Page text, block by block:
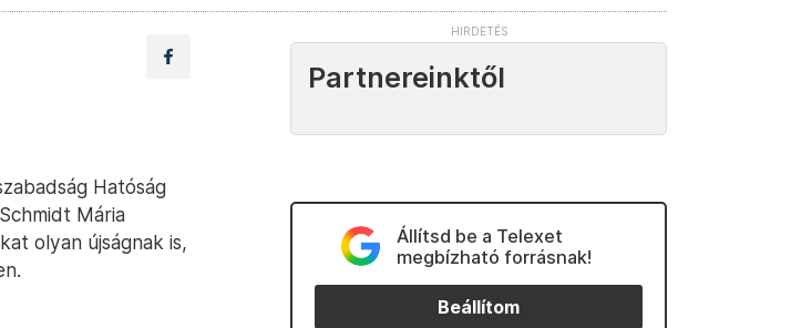
Hatóság
Mária
olyan újságnak is,
Partnereinktől
Állítsd be a Telexet
megbízható forrásnak!
Beállítom